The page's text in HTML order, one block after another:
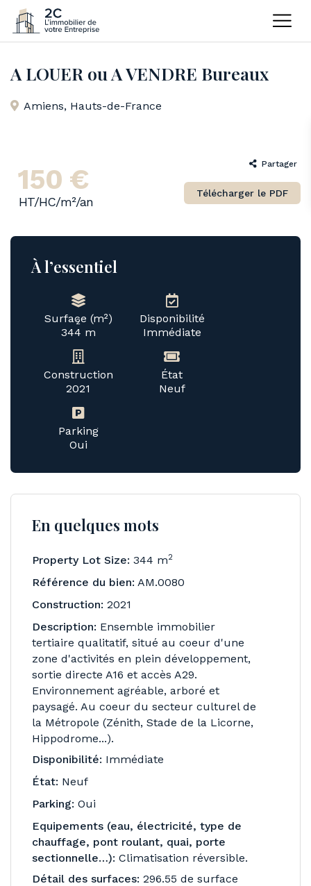
Home Bureaux
A LOUER ou A VENDRE Bureaux
Amiens, Hauts-de-France
Partager
Télécharger le PDF
150 €
HT/HC/m²/an
À l’essentiel
344 m
2
Surface (m²)
Immédiate
Disponibilité
2021
Construction
Neuf
État
Oui
Parking
En quelques mots
Property Lot Size: 344 m2
Référence du bien: AM.0080
Construction: 2021
Description: Ensemble immobilier
tertiaire qualitatif, situé au coeur d'une
zone d'activités en plein développement,
sortie directe A16 et accès A29.
Environnement agréable, arboré et
paysagé. Au coeur du secteur culturel de
la Métropole (Zénith, Stade de la Licorne,
Hippodrome...).
Disponibilité: Immédiate
État: Neuf
Parking: Oui
Equipements (eau, électricité, type de
chauffage, pont roulant, quai, porte
sectionnelle…): Climatisation réversible.
Détail des surfaces: 296.55 de surface